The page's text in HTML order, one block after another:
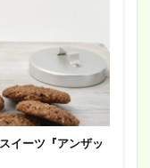
イーツ『アンザッ